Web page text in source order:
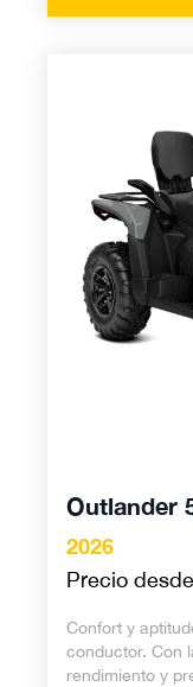
Outlander
2026
Precio
Confort y
conductor. Con
rendimiento y